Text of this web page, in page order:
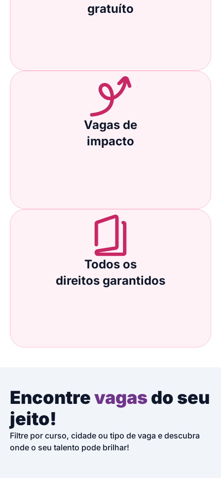
gratuíto
Vagas de
impacto
Todos os
direitos garantidos
Encontrevagasdo seu
jeito!
Filtre por curso, cidade ou tipo de vaga e descubra
onde o seu talento pode brilhar!